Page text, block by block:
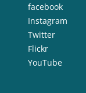
facebook
Instagram
Twitter
Flickr
YouTube